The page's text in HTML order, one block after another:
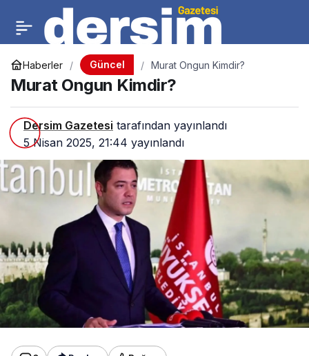
Haberler Güncel Murat Ongun Kimdir?
Murat Ongun Kimdir?
Dersim Gazetesi tarafından yayınlandı
5 Nisan 2025, 21:44 yayınlandı